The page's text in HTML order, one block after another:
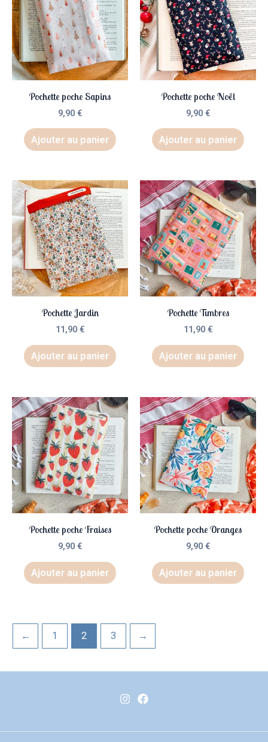
Pochette poche Sapins
9,90 €
Ajouter au panier
Pochette poche Noël
9,90 €
Ajouter au panier
Pochette Jardin
11,90 €
Ajouter au panier
Pochette Timbres
11,90 €
Ajouter au panier
Pochette poche Fraises
9,90 €
Ajouter au panier
Pochette poche Oranges
9,90 €
Ajouter au panier
← 1 2 3 →